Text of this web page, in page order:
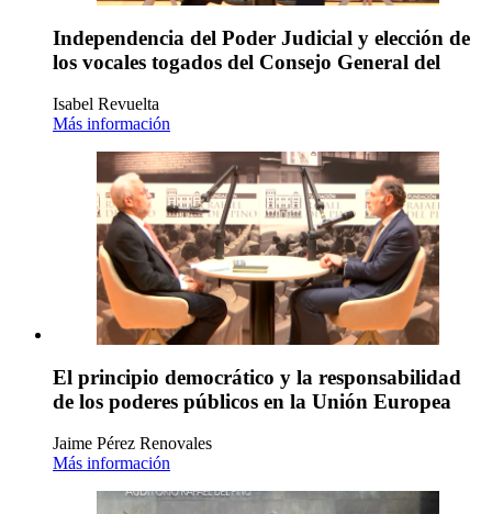
Independencia del Poder Judicial y elección de
los vocales togados del Consejo General del
Isabel Revuelta
Más información
El principio democrático y la responsabilidad
de los poderes públicos en la Unión Europea
Jaime Pérez Renovales
Más información